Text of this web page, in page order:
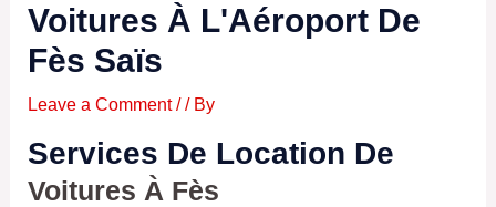
Voitures À L'Aéroport De
Fès Saïs
Leave a Comment // By
Services De Location De
Voitures À Fès